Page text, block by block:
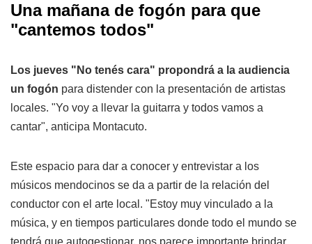
Una mañana de fogón para que
"cantemos todos"
Los jueves "No tenés cara" propondrá a la audiencia
un fogón para distender con la presentación de artistas
locales. "Yo voy a llevar la guitarra y todos vamos a
cantar", anticipa Montacuto.
Este espacio para dar a conocer y entrevistar a los
músicos mendocinos se da a partir de la relación del
conductor con el arte local. "Estoy muy vinculado a la
música, y en tiempos particulares donde todo el mundo se